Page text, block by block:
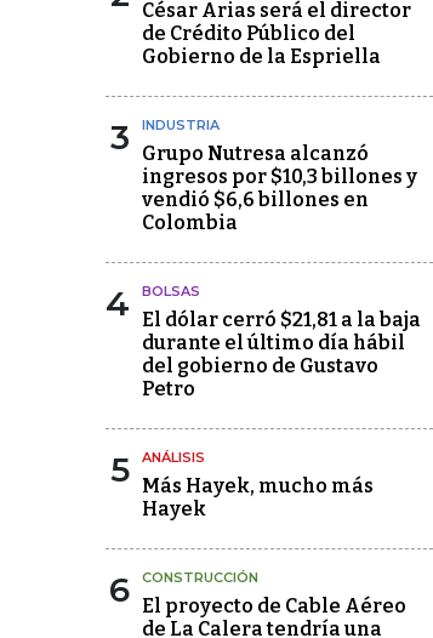
César Arias será el director
de Crédito Público del
Gobierno de la Espriella
3 INDUSTRIA
Grupo Nutresa alcanzó
ingresos por $10,3 billones y
vendió $6,6 billones en
Colombia
4 BOLSAS
El dólar cerró $21,81 a la baja
durante el último día hábil
del gobierno de Gustavo
Petro
5 ANÁLISIS
Más Hayek, mucho más
Hayek
6 CONSTRUCCIÓN
El proyecto de Cable Aéreo
de La Calera tendría una